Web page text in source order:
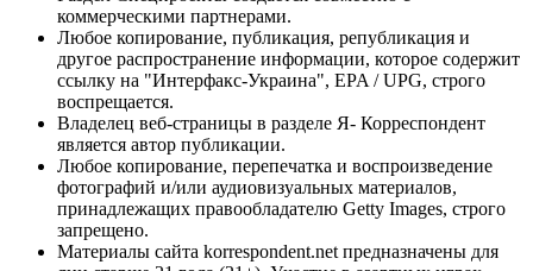
коммерческими партнерами.
Любое копирование, публикация, републикация и
другое распространение информации, которое содержит
ссылку на "Интерфакс-Украина", EPA / UPG, строго
воспрещается.
Владелец веб-страницы в разделе Я- Корреспондент
является автор публикации.
Любое копирование, перепечатка и воспроизведение
фотографий и/или аудиовизуальных материалов,
принадлежащих правообладателю Getty Images, строго
запрещено.
Материалы сайта korrespondent.net предназначены для